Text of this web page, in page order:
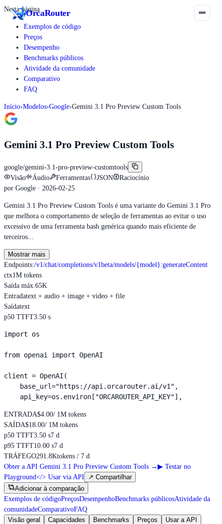
OrcaRouter
Nesta página
Exemplos de código
Preços
Desempenho
Benchmarks públicos
Atividade da comunidade
Comparativo
FAQ
Início›Modelos›Google›Gemini 3.1 Pro Preview Custom Tools
Gemini 3.1 Pro Preview Custom Tools
google/gemini-3.1-pro-preview-customtools
Visão
Áudio Ferramentas JSON
Raciocínio
por Google · 2026-02-25
Gemini 3.1 Pro Preview Custom Tools é uma variante do Gemini 3.1 Pro
que melhora o comportamento de seleção de ferramentas ao evitar o uso
excessivo de uma ferramenta bash genérica quando mais eficiente de
terceiros...
Mostrar mais
Endpoints:/v1/chat/completions/v1beta/models/{model}:generateContent
ctx1M tokens
Saída máx. 65K
Entradatext + audio + image + video + file
Saídatext
p50 TTFT3.50 s
import os
from openai import OpenAI
client = OpenAI(
    base_url="https://api.orcarouter.ai/v1",
    api_key=os.environ["ORCAROUTER_API_KEY"],
ENTRADA$4.00/ 1M tokens
SAÍDA$18.00/ 1M tokens
p50 TTFT3.50 s7 d
p95 TTFT10.00 s7 d
TRÁFEGO291.8Ktokens / 7 d
Obter a API Gemini 3.1 Pro Preview Custom Tools → ▶ Testar no
Playground</> Usar via API ↗ Compartilhar
Adicionar à comparação
Exemplos de códigoPreçosDesempenhoBenchmarks públicosAtividade da
comunidadeComparativoFAQ
Visão geral
Capacidades Benchmarks Preços
Usar a API